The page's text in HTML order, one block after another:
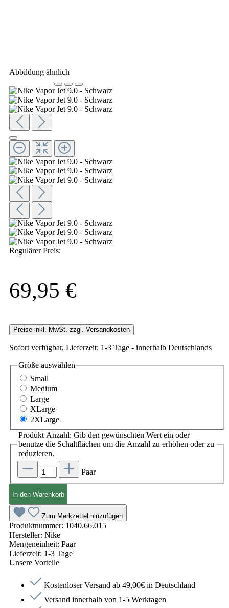
Abbildung ähnlich
Regulärer Preis:
69,95 €
Preise inkl. MwSt. zzgl. Versandkosten
Sofort verfügbar, Lieferzeit: 1-3 Tage - innerhalb Deutschlands
Größe auswählen
Small
Medium
Large
XLarge
2XLarge
Produkt Anzahl: Gib den gewünschten Wert ein oder
benutze die Schaltflächen um die Anzahl zu erhöhen oder zu
reduzieren.
Paar
In den Warenkorb
Zum Merkzettel hinzufügen
Produktnummer: 1040.66.015
Hersteller: Nike
Mengeneinheit: Paar
Lieferzeit: 1-3 Tage
Unsere Vorteile
Kostenloser Versand ab 49,00€ in Deutschland
Versand innerhalb von 1-5 Werktagen